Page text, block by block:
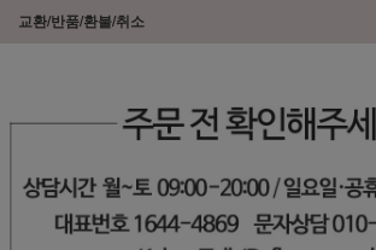
교환/반품/환불/취소